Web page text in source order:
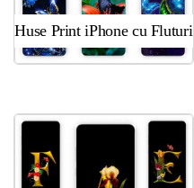
Huse Print iPhone cu Fluturi